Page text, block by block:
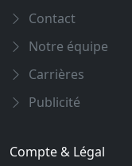
Contact
Notre équipe
Carrières
Publicité
Compte & Légal